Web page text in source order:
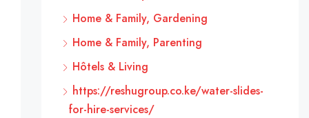
Home & Family, Gardening
Home & Family, Parenting
Hôtels & Living
https://reshugroup.co.ke/water-slides-
for-hire-services/